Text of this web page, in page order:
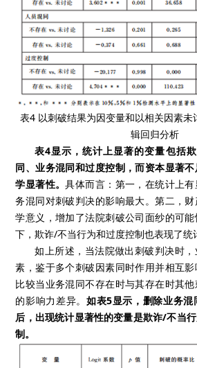
表4 以刺破结果为因变量和以相关因素未
辑回归分析
表4显示，统计上显著的变量包括
同、业务混同和过度控制，而资本显著
学显著性。具体而言：第一，在统计上
务混同对刺破判决的影响最大。第二，
学意义，增加了法院刺破公司面纱的可
下，欺诈/不当行为和过度控制也表现了统
如上所述，当法院做出刺破判决时
素，鉴于多个刺破因素同时作用并相互影
比较当业务混同不存在时与其存在时其
的影响力差异。 如表5显示，删除业务
后，出现统计显著性的变量是欺诈/不当
制。